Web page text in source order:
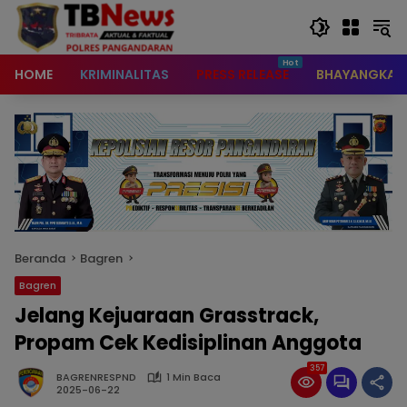
content
HOME KRIMINALITAS PRESS RELEASE BHAYANGKARI
Beranda Bagren
Bagren
Jelang Kejuaraan Grasstrack,
Propam Cek Kedisiplinan Anggota
BAGRENRESPND
1 Min Baca
2025-06-22
357